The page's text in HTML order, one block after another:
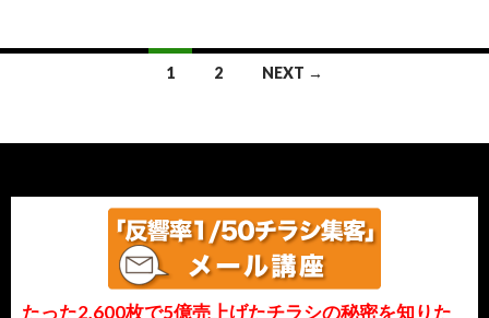
1 2 NEXT →
たった2,600枚で5億売上げたチラシの秘密を知りた